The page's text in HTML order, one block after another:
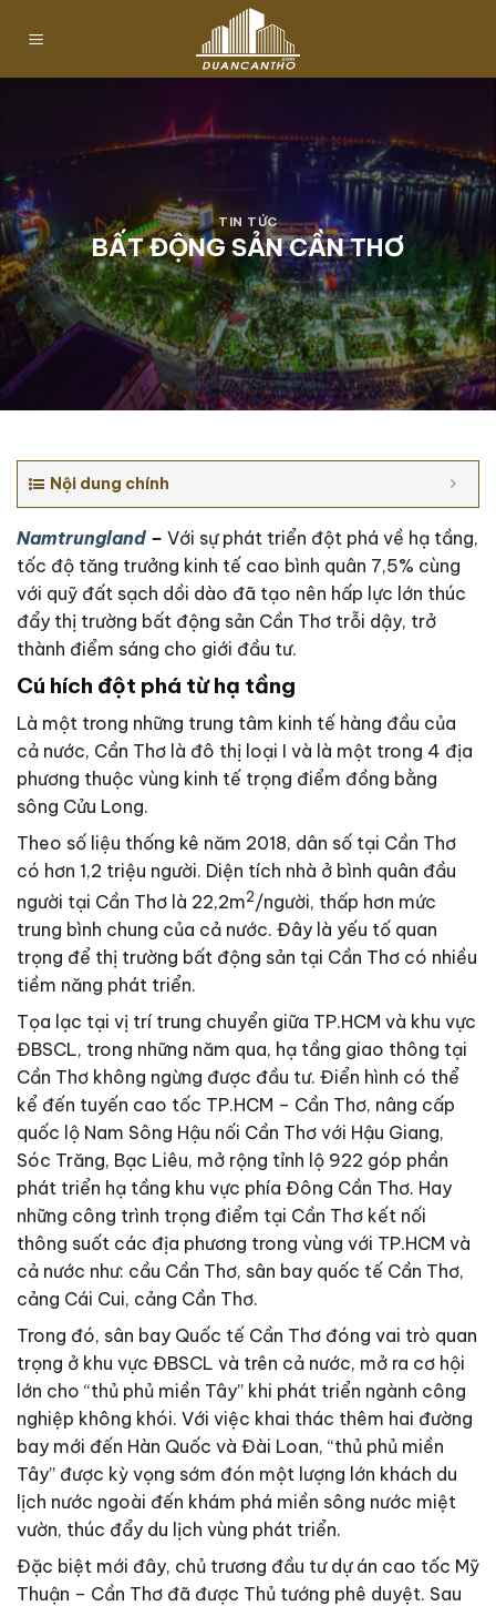
đến
TIN TỨC
BẤT ĐỘNG SẢN CẦN THƠ
Nội dung chính
Namtrungland – Với sự phát triển đột phá về hạ tầng,
tốc độ tăng trưởng kinh tế cao bình quân 7,5% cùng
với quỹ đất sạch dồi dào đã tạo nên hấp lực lớn thúc
đẩy thị trường bất động sản Cần Thơ trỗi dậy, trở
thành điểm sáng cho giới đầu tư.
Cú hích đột phá từ hạ tầng
Là một trong những trung tâm kinh tế hàng đầu của
cả nước, Cần Thơ là đô thị loại I và là một trong 4 địa
phương thuộc vùng kinh tế trọng điểm đồng bằng
sông Cửu Long.
Theo số liệu thống kê năm 2018, dân số tại Cần Thơ
có hơn 1,2 triệu người. Diện tích nhà ở bình quân đầu
người tại Cần Thơ là 22,2m2/người, thấp hơn mức
trung bình chung của cả nước. Đây là yếu tố quan
trọng để thị trường bất động sản tại Cần Thơ có nhiều
tiềm năng phát triển.
Tọa lạc tại vị trí trung chuyển giữa TP.HCM và khu vực
ĐBSCL, trong những năm qua, hạ tầng giao thông tại
Cần Thơ không ngừng được đầu tư. Điển hình có thể
kể đến tuyến cao tốc TP.HCM – Cần Thơ, nâng cấp
quốc lộ Nam Sông Hậu nối Cần Thơ với Hậu Giang,
Sóc Trăng, Bạc Liêu, mở rộng tỉnh lộ 922 góp phần
phát triển hạ tầng khu vực phía Đông Cần Thơ. Hay
những công trình trọng điểm tại Cần Thơ kết nối
thông suốt các địa phương trong vùng với TP.HCM và
cả nước như: cầu Cần Thơ, sân bay quốc tế Cần Thơ,
cảng Cái Cui, cảng Cần Thơ.
Trong đó, sân bay Quốc tế Cần Thơ đóng vai trò quan
trọng ở khu vực ĐBSCL và trên cả nước, mở ra cơ hội
lớn cho “thủ phủ miền Tây” khi phát triển ngành công
nghiệp không khói. Với việc khai thác thêm hai đường
bay mới đến Hàn Quốc và Đài Loan, “thủ phủ miền
Tây” được kỳ vọng sớm đón một lượng lớn khách du
lịch nước ngoài đến khám phá miền sông nước miệt
vườn, thúc đẩy du lịch vùng phát triển.
Đặc biệt mới đây, chủ trương đầu tư dự án cao tốc Mỹ
Thuận – Cần Thơ đã được Thủ tướng phê duyệt. Sau